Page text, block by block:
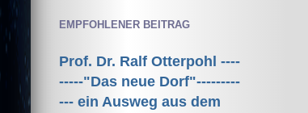
EMPFOHLENER BEITRAG
Prof. Dr. Ralf Otterpohl ----
-----"Das neue Dorf"---------
--- ein Ausweg aus dem